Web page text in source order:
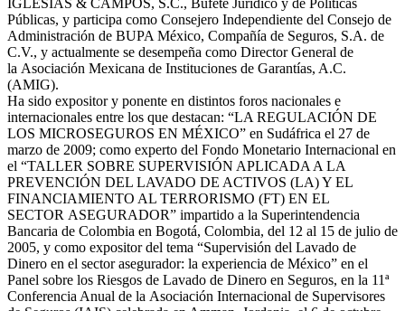
Públicas, y participa como Consejero Independiente del Consejo de
Administración de BUPA México, Compañía de Seguros, S.A. de
C.V., y actualmente se desempeña como Director General de
la Asociación Mexicana de Instituciones de Garantías, A.C.
(AMIG).
Ha sido expositor y ponente en distintos foros nacionales e
internacionales entre los que destacan: “LA REGULACIÓN DE
LOS MICROSEGUROS EN MÉXICO” en Sudáfrica el 27 de
marzo de 2009; como experto del Fondo Monetario Internacional en
el “TALLER SOBRE SUPERVISIÓN APLICADA A LA
PREVENCIÓN DEL LAVADO DE ACTIVOS (LA) Y EL
FINANCIAMIENTO AL TERRORISMO (FT) EN EL
SECTOR ASEGURADOR” impartido a la Superintendencia
Bancaria de Colombia en Bogotá, Colombia, del 12 al 15 de julio de
2005, y como expositor del tema “Supervisión del Lavado de
Dinero en el sector asegurador: la experiencia de México” en el
Panel sobre los Riesgos de Lavado de Dinero en Seguros, en la 11ª
Conferencia Anual de la Asociación Internacional de Supervisores